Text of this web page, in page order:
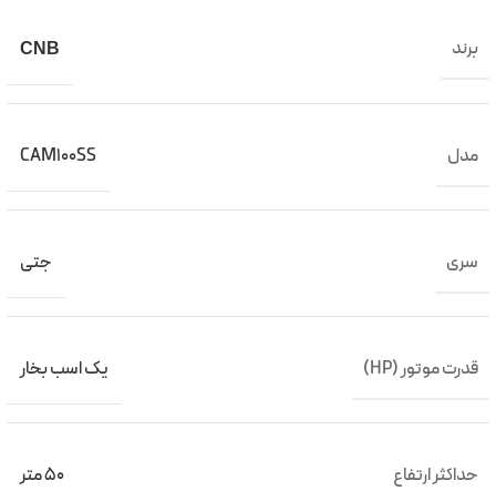
برند CNB
مدل CAM100SS
سری جتی
قدرت موتور (HP) یک اسب بخار
حداکثر ارتفاع 50 متر